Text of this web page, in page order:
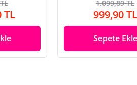
TL
1.099,89 TL
999,90 TL
Sepete Ekle